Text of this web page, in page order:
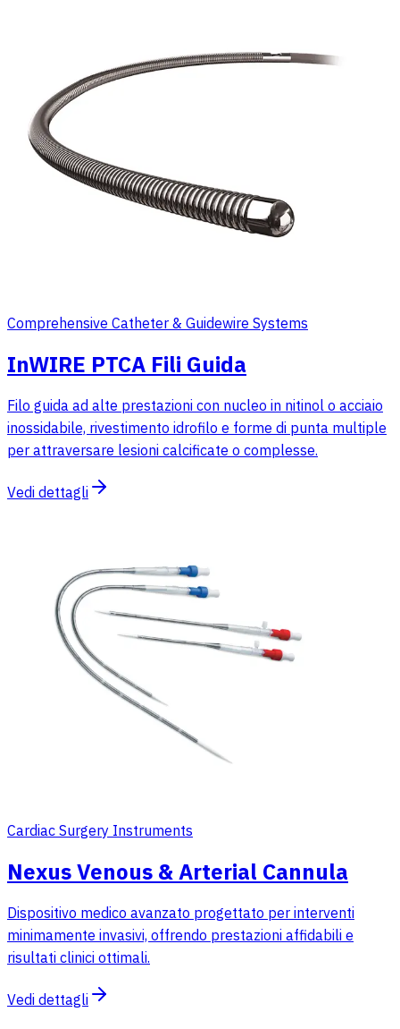
Comprehensive Catheter & Guidewire Systems
InWIRE PTCA Fili Guida
Filo guida ad alte prestazioni con nucleo in nitinol o acciaio
inossidabile, rivestimento idrofilo e forme di punta multiple
per attraversare lesioni calcificate o complesse.
Vedi dettagli
Cardiac Surgery Instruments
Nexus Venous & Arterial Cannula
Dispositivo medico avanzato progettato per interventi
minimamente invasivi, offrendo prestazioni affidabili e
risultati clinici ottimali.
Vedi dettagli